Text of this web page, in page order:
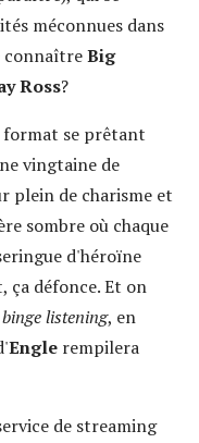
méconnues dans
connaîtreBig
Ross?
format se prêtant
vingtaine de
plein de charisme et
sombre où chaque
d'héroïne
ça défonce. Et on
binge listening, en
Engle rempilera
de streaming